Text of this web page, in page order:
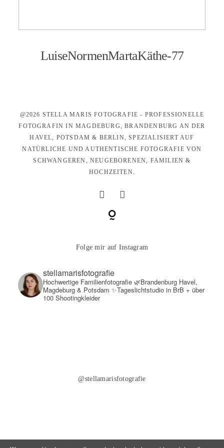
LuiseNormenMartaKäthe-77
@2026 STELLA MARIS FOTOGRAFIE - PROFESSIONELLE
FOTOGRAFIN IN MAGDEBURG, BRANDENBURG AN DER
HAVEL, POTSDAM & BERLIN, SPEZIALISIERT AUF
NATÜRLICHE UND AUTHENTISCHE FOTOGRAFIE VON
SCHWANGEREN, NEUGEBORENEN, FAMILIEN &
HOCHZEITEN.
Folge mir auf Instagram
@stellamarisfotografie
stellamarisfotografie
Hochwertige Familienfotografie🌿Brandenburg Havel,
Magdeburg & Potsdam ✨Tageslichtstudio in BrB + über
100 Shootingkleider